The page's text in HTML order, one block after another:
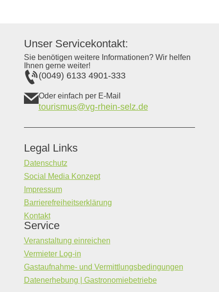
Unser Servicekontakt:
Sie benötigen weitere Informationen? Wir helfen
Ihnen gerne weiter!
(0049) 6133 4901-333
Oder einfach per E-Mail
tourismus@vg-rhein-selz.de
Legal Links
Datenschutz
Social Media Konzept
Impressum
Barrierefreiheitserklärung
Kontakt
Service
Veranstaltung einreichen
Vermieter Log-in
Gastaufnahme- und Vermittlungsbedingungen
Datenerhebung | Gastronomiebetriebe